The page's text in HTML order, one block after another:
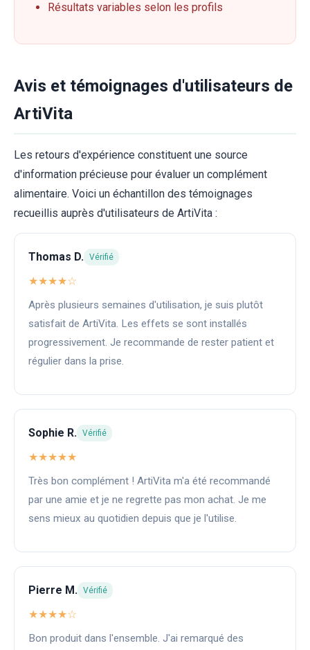
Résultats variables selon les profils
Avis et témoignages d'utilisateurs de
ArtiVita
Les retours d'expérience constituent une source
d'information précieuse pour évaluer un complément
alimentaire. Voici un échantillon des témoignages
recueillis auprès d'utilisateurs de ArtiVita :
Thomas D. Vérifié
★★★★☆
Après plusieurs semaines d'utilisation, je suis plutôt
satisfait de ArtiVita. Les effets se sont installés
progressivement. Je recommande de rester patient et
régulier dans la prise.
Sophie R. Vérifié
★★★★★
Très bon complément ! ArtiVita m'a été recommandé
par une amie et je ne regrette pas mon achat. Je me
sens mieux au quotidien depuis que je l'utilise.
Pierre M. Vérifié
★★★★☆
Bon produit dans l'ensemble. J'ai remarqué des